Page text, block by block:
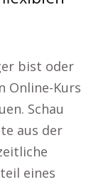
bist oder
Online-Kurs
Schau
aus der
eines